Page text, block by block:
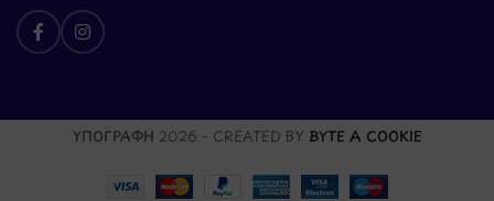
ΥΠΟΓΡΑΦΗ 2026 - CREATED BY BYTE A COOKIE